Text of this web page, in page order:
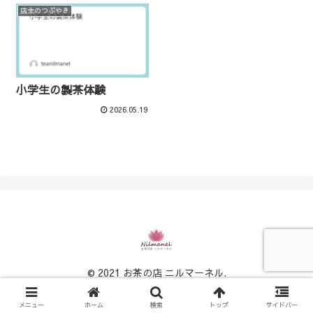
店主のつぶやき
小学生の製茶体験
2026.05.19
© 2021 お茶の店 ニルマーネル.
メニュー ホーム 検索 トップ サイドバー